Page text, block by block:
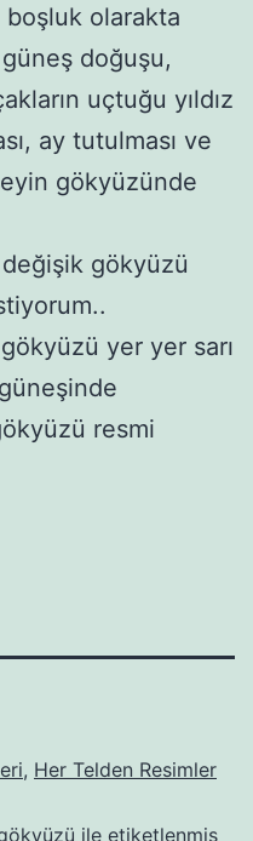
olarakta
doğuşu,
uçtuğu yıldız
ay tutulması ve
gökyüzünde
gökyüzü
yer yer sarı
resmi
, Her Telden Resimler
ile etiketlenmiş